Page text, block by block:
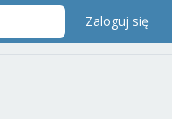
Zaloguj się